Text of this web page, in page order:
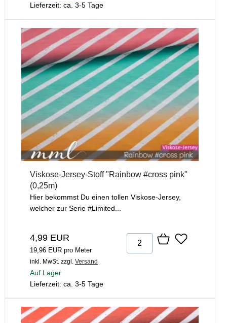
Lieferzeit: ca. 3-5 Tage
Viskose-Jersey-Stoff "Rainbow #cross pink"
(0,25m)
Hier bekommst Du einen tollen Viskose-Jersey,
welcher zur Serie #Limited...
4,99 EUR
19,96 EUR pro Meter
inkl. MwSt. zzgl. Versand
Auf Lager
Lieferzeit: ca. 3-5 Tage